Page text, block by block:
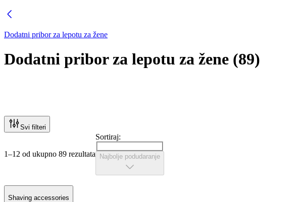
Dodatni pribor za lepotu za žene
Dodatni pribor za lepotu za žene (89)
Svi filteri
1–12 od ukupno 89 rezultata
Sortiraj:
Najbolje podudaranje
Shaving accessories